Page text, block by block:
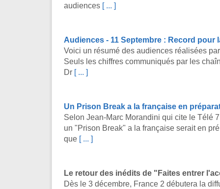
audiences [ ... ]
Audiences - 11 Septembre : Record pour
Voici un résumé des audiences réalisées
Seuls les chiffres communiqués par les
Dr [ ... ]
Un Prison Break a la française en
Selon Jean-Marc Morandini qui cite le Télé
un "Prison Break" a la française serait en
que [ ... ]
Le retour des inédits de "Faites entrer
Dès le 3 décembre, France 2 débutera la